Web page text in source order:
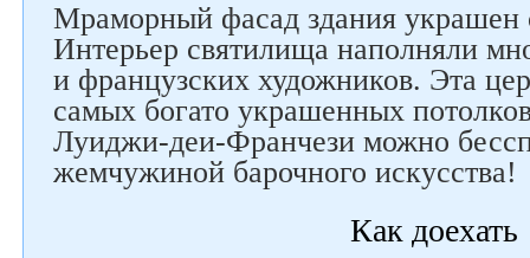
Мраморный фасад здания украшен
Интерьер святилища наполняли
и французских художников. Эта
самых богато украшенных
Луиджи-деи-Франчези можно
жемчужиной барочного искусства!
Как доехать